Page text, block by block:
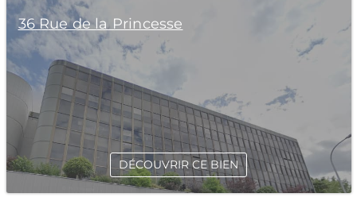
36 Rue de la Princesse
DÉCOUVRIR CE BIEN